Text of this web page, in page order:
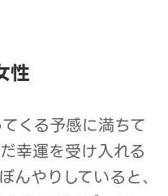
性
くる予感に満ちて
幸運を受け入れる
んやりしていると、